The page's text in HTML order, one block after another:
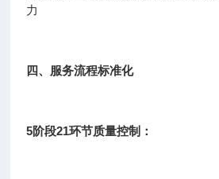
力
四、服务流程标准化
5阶段21环节质量控制：